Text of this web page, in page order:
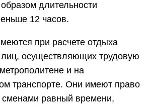
длительности
12 часов.
при расчете отдыха
осуществляющих трудовую
и на
транспорте. Они имеют право
равный времени,